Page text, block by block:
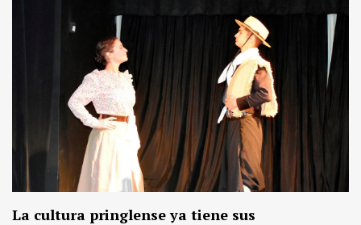
La cultura pringlense ya tiene sus